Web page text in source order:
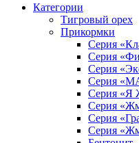
Категории
Тигровый орех
Прикормки
Серия
Серия
Серия
Серия
Серия
Серия
Cерия
Серия